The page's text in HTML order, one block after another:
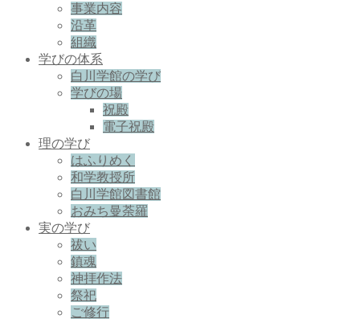
事業内容
沿革
組織
学びの体系
白川学館の学び
学びの場
祝殿
電子祝殿
理の学び
はふりめく
和学教授所
白川学館図書館
おみち曼荼羅
実の学び
祓い
鎮魂
神拝作法
祭祀
ご修行